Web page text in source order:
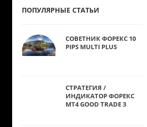
ПОПУЛЯРНЫЕ СТАТЬИ
СОВЕТНИК ФОРЕКС 10
PIPS MULTI PLUS
СТРАТЕГИЯ /
ИНДИКАТОР ФОРЕКС
MT4 GOOD TRADE 3